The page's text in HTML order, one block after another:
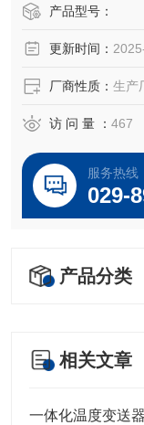
流量的感应式仪表。
产品型号：
更新时间：
厂商性质： 生产
访 问 量 ： 467
服务热线
029-
产品分类
相关文章
一体化温度变送